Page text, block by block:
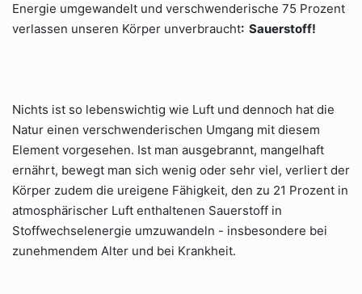
Energie umgewandelt und verschwenderische 75 Prozent
verlassen unseren Körper unverbraucht: Sauerstoff!
Nichts ist so lebenswichtig wie Luft und dennoch hat die
Natur einen verschwenderischen Umgang mit diesem
Element vorgesehen. Ist man ausgebrannt, mangelhaft
ernährt, bewegt man sich wenig oder sehr viel, verliert der
Körper zudem die ureigene Fähigkeit, den zu 21 Prozent in
atmosphärischer Luft enthaltenen Sauerstoff in
Stoffwechselenergie umzuwandeln - insbesondere bei
zunehmendem Alter und bei Krankheit.